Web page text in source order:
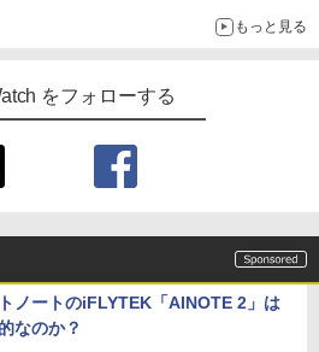
もっと見る
をフォローする
ノートのiFLYTEK「AINOTE 2」は
なのか？